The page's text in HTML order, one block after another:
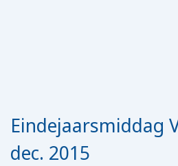
Eindejaarsmiddag
dec. 2015